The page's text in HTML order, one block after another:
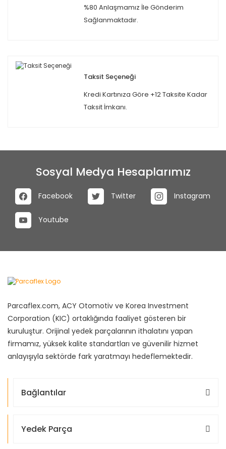
%80 Anlaşmamız İle Gönderim
Sağlanmaktadır.
Taksit Seçeneği
Kredi Kartınıza Göre +12 Taksite Kadar
Taksit İmkanı.
Sosyal Medya Hesaplarımız
Facebook Twitter Instagram
Youtube
Parcaflex.com, ACY Otomotiv ve Korea Investment
Corporation (KIC) ortaklığında faaliyet gösteren bir
kuruluştur. Orijinal yedek parçalarının ithalatını yapan
firmamız, yüksek kalite standartları ve güvenilir hizmet
anlayışıyla sektörde fark yaratmayı hedeflemektedir.
Bağlantılar
Yedek Parça